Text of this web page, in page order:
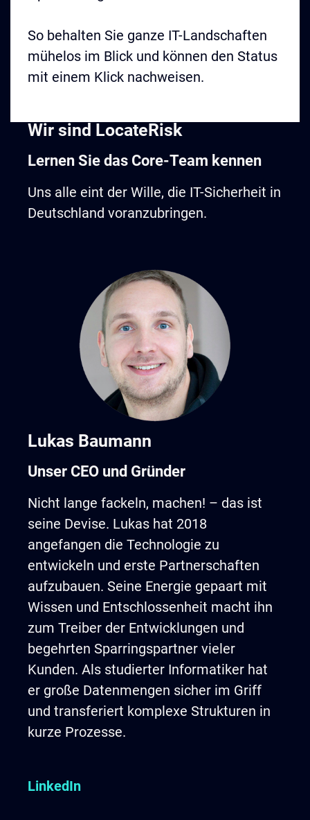
So behalten Sie ganze IT-Landschaften
mühelos im Blick und können den Status
mit einem Klick nachweisen.
Wir sind LocateRisk
Lernen Sie das Core-Team kennen
Uns alle eint der Wille, die IT-Sicherheit in
Deutschland voranzubringen.
Lukas Baumann
Unser CEO und Gründer
Nicht lange fackeln, machen! – das ist
seine Devise. Lukas hat 2018
angefangen die Technologie zu
entwickeln und erste Partnerschaften
aufzubauen. Seine Energie gepaart mit
Wissen und Entschlossenheit macht ihn
zum Treiber der Entwicklungen und
begehrten Sparringspartner vieler
Kunden. Als studierter Informatiker hat
er große Datenmengen sicher im Griff
und transferiert komplexe Strukturen in
kurze Prozesse.
LinkedIn